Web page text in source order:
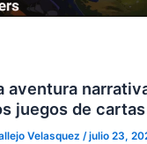
aventura
juegos de cartas
Velasquez /julio 23,